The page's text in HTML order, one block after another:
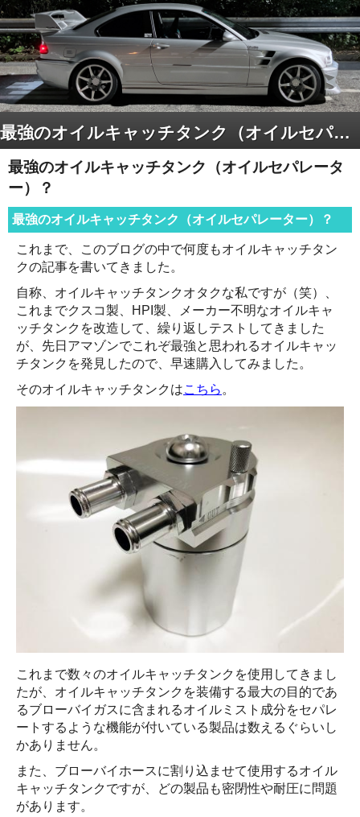
最強のオイルキャッチタンク（オイルセパレーター）？
最強のオイルキャッチタンク（オイルセパレータ
ー）？
最強のオイルキャッチタンク（オイルセパレーター）？
これまで、このブログの中で何度もオイルキャッチタン
クの記事を書いてきました。
自称、オイルキャッチタンクオタクな私ですが（笑）、
これまでクスコ製、HPI製、メーカー不明なオイルキャ
ッチタンクを改造して、繰り返しテストしてきました
が、先日アマゾンでこれぞ最強と思われるオイルキャッ
チタンクを発見したので、早速購入してみました。
そのオイルキャッチタンクはこちら 。
これまで数々のオイルキャッチタンクを使用してきまし
たが、オイルキャッチタンクを装備する最大の目的であ
るブローバイガスに含まれるオイルミスト成分をセパレ
ートするような機能が付いている製品は数えるぐらいし
かありません。
また、ブローバイホースに割り込ませて使用するオイル
キャッチタンクですが、どの製品も密閉性や耐圧に問題
があります。